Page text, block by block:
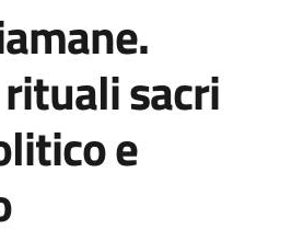
sacri
e